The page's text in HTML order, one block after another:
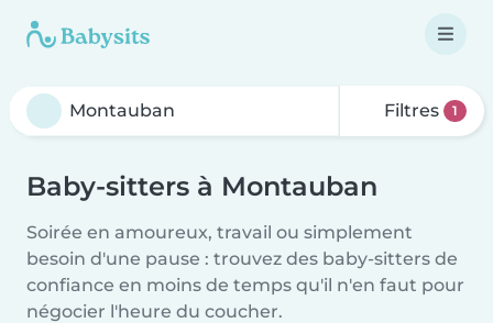
Filtres 1
Baby-sitters à Montauban
Soirée en amoureux, travail ou simplement
besoin d'une pause : trouvez des baby-sitters de
confiance en moins de temps qu'il n'en faut pour
négocier l'heure du coucher.